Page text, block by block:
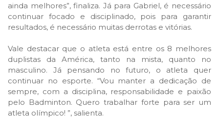
ainda melhores”, finaliza. Já para Gabriel, é necessário
continuar focado e disciplinado, pois para garantir
resultados, é necessário muitas derrotas e vitórias.
Vale destacar que o atleta está entre os 8 melhores
duplistas da América, tanto na mista, quanto no
masculino. Já pensando no futuro, o atleta quer
continuar no esporte. “Vou manter a dedicação de
sempre, com a disciplina, responsabilidade e paixão
pelo Badminton. Quero trabalhar forte para ser um
atleta olímpico! ”, salienta.